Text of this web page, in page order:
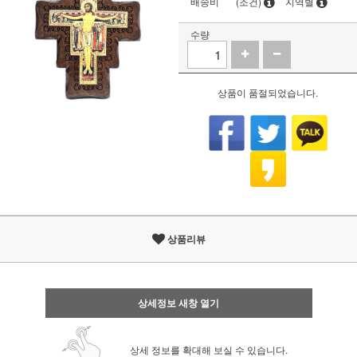
수량
상품이 품절되었습니다.
상품리뷰
상세정보 새창 열기
상세 정보를 확대해 보실 수 있습니다.